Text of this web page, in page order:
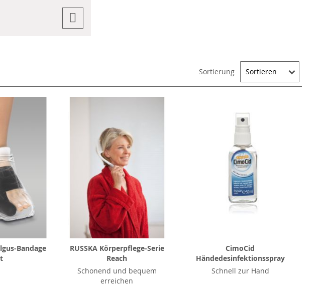
Sortierung
Bandage
RUSSKA Körperpflege-Serie
Reach
Schonend und bequem
erreichen
CimoCid
Händedesinfektionsspray
Schnell zur Hand